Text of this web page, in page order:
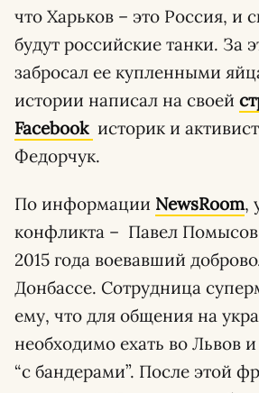
что Харьков – это Россия, и
будут российские танки. За
забросал ее купленными
истории написал на своей
Facebook историк и
Федорчук.
По информации NewsRoom,
конфликта – Павел
2015 года воевавший
Донбассе. Сотрудница
ему, что для общения на
необходимо ехать во Львов
“с бандерами”. После этой